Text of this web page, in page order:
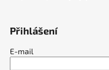
Přihlášení
E-mail